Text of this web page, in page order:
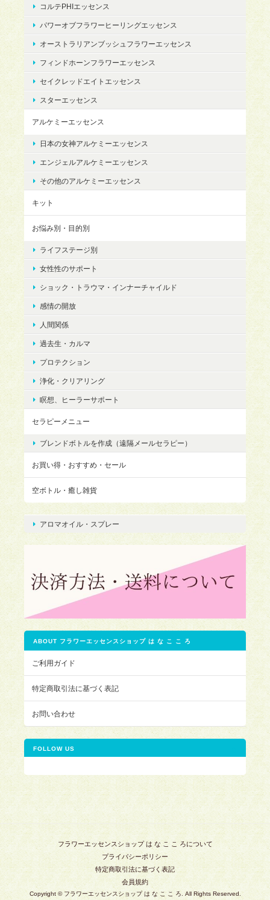
コルテPHIエッセンス
パワーオブフラワーヒーリングエッセンス
オーストラリアンブッシュフラワーエッセンス
フィンドホーンフラワーエッセンス
セイクレッドエイトエッセンス
スターエッセンス
アルケミーエッセンス
日本の女神アルケミーエッセンス
エンジェルアルケミーエッセンス
その他のアルケミーエッセンス
キット
お悩み別・目的別
ライフステージ別
女性性のサポート
ショック・トラウマ・インナーチャイルド
感情の開放
人間関係
過去生・カルマ
プロテクション
浄化・クリアリング
瞑想、ヒーラーサポート
セラピーメニュー
ブレンドボトルを作成（遠隔メールセラピー）
お買い得・おすすめ・セール
空ボトル・癒し雑貨
アロマオイル・スプレー
ABOUT フラワーエッセンスショップ は な こ こ ろ
ご利用ガイド
特定商取引法に基づく表記
お問い合わせ
FOLLOW US
フラワーエッセンスショップ は な こ こ ろについて
プライバシーポリシー
特定商取引法に基づく表記
会員規約
Copyright © フラワーエッセンスショップ は な こ こ ろ. All Rights Reserved.